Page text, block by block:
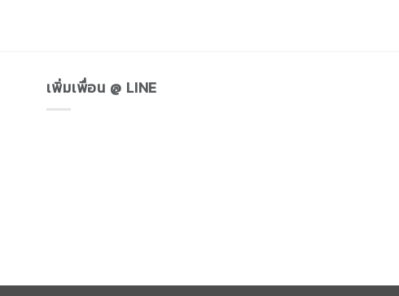
เพิ่มเพื่อน @ LINE